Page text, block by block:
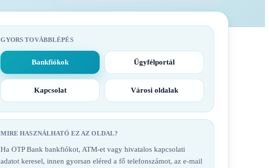
GYORS TOVÁBBLÉPÉS
Bankfiókok Ügyfélportál
Kapcsolat Városi oldalak
MIRE HASZNÁLHATÓ EZ AZ OLDAL?
Ha OTP Bank bankfiókot, ATM-et vagy hivatalos kapcsolati
adatot keresel, innen gyorsan eléred a fő telefonszámot, az e-mail